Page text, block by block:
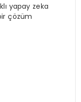
yapay zeka
çözüm